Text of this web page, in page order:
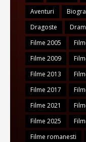
Aventuri
Dragoste
Filme 2005
Filme 2009
Filme 2013
Filme 2017
Filme 2021
Filme 2025
Filme romanesti